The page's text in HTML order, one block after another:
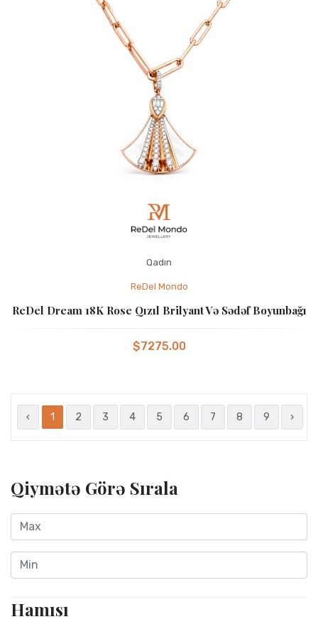
Qiymətə Görə Sırala
Hamısı
Qadın
ReDel Mondo
ReDel Dream 18K Rose Qızıl Brilyant Və Sədəf Boyunbağı
$7275.00
‹ 1 2 3 4 5 6 7 8 9 ›